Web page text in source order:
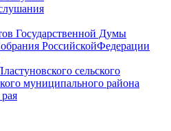
Государственной Думы
РоссийскойФедерации
сельского
муниципального района